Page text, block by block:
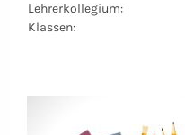
Lehrerkollegium:
Klassen: